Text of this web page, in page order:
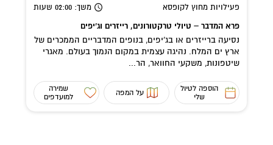
פעילויות מחוץ לקופסא משך: 02:00 שעות
פרא המדבר – טיולי טרקטורונים, רייזרים וג’יפים
נסיעה ברייזרים או בג'יפים, בנופים המדבריים הממכרים של
ארץ ים המלח. נהיגה עצמית במקום הנמוך בעולם. מאגרי
שיטפונות, משקעי החוואר, הר...
הוספה לטיול
שלי
על המפה
שמירה
למועדפים